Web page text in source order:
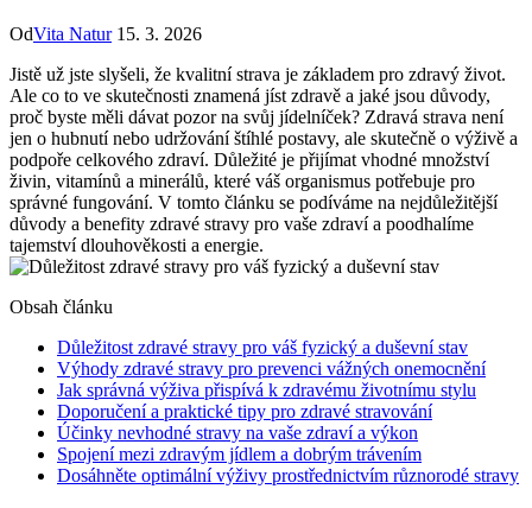
OdVita Natur 15. 3. 2026
Jistě už jste slyšeli, že kvalitní strava je základem pro zdravý život.
Ale co to ve skutečnosti znamená jíst zdravě a jaké jsou důvody,
proč byste měli dávat pozor na svůj jídelníček? Zdravá strava není
jen o hubnutí nebo udržování štíhlé postavy, ale skutečně o výživě a
podpoře celkového zdraví. Důležité je přijímat vhodné množství
živin, vitamínů a minerálů, které váš organismus potřebuje pro
správné fungování. V tomto článku se podíváme na nejdůležitější
důvody a benefity zdravé stravy pro vaše zdraví a poodhalíme
tajemství dlouhověkosti a energie.
Obsah článku
Důležitost zdravé stravy pro váš fyzický a duševní stav
Výhody zdravé stravy pro prevenci vážných onemocnění
Jak správná výživa přispívá k zdravému životnímu stylu
Doporučení a praktické tipy pro zdravé stravování
Účinky nevhodné stravy na vaše zdraví a výkon
Spojení mezi zdravým jídlem a dobrým trávením
Dosáhněte optimální výživy prostřednictvím různorodé stravy